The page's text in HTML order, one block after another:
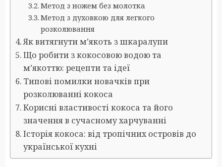
Метод з ножем без молотка
Метод з духовкою для легкого
розколювання
Як витягнути м’якоть з шкаралупи
Що робити з кокосовою водою та
м’якоттю: рецепти та ідеї
Типові помилки новачків при
розколюванні кокоса
Корисні властивості кокоса та його
значення в сучасному харчуванні
Історія кокоса: від тропічних островів до
української кухні